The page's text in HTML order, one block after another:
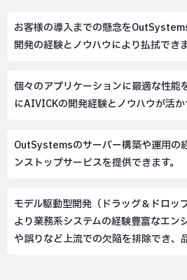
お客様の導入までの懸念を
開発の経験とノウハウにより払拭できま
個々のアプリケーションに最適な性能
にAIVICKの開発経験とノウハウが活か
OutSystemsのサーバー構築や運用の
ンストップサービスを提供できます。
モデル駆動型開発（ドラッグ＆ドロッ
より業務系システムの経験豊富なエン
や誤りなど上流での欠陥を排除でき、